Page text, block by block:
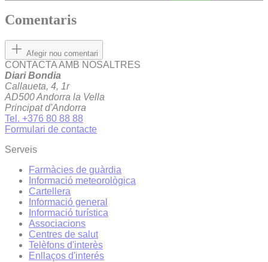
Comentaris
Afegir nou comentari
CONTACTA AMB NOSALTRES
Diari Bondia
Callaueta, 4, 1r
AD500 Andorra la Vella
Principat d'Andorra
Tel. +376 80 88 88
Formulari de contacte
Serveis
Farmàcies de guàrdia
Informació meteorològica
Cartellera
Informació general
Informació turística
Associacions
Centres de salut
Telèfons d'interès
Enllaços d'interés